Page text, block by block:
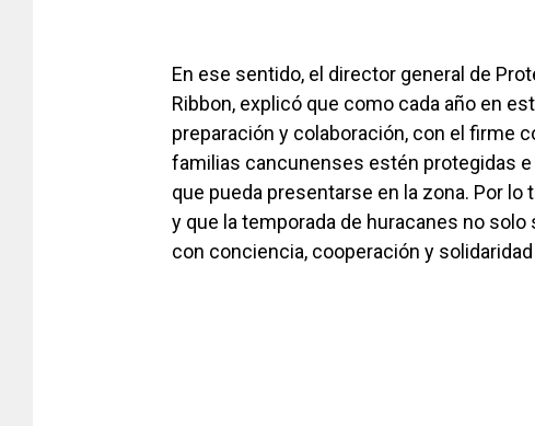
En ese sentido, el director general de
Ribbon, explicó que como cada año en
preparación y colaboración, con el firme
familias cancunenses estén protegidas
que pueda presentarse en la zona. Por
y que la temporada de huracanes no
con conciencia, cooperación y